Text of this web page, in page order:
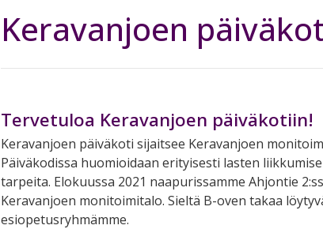
Keravanjoen
Tervetuloa Keravanjoen päiväkotiin!
Keravanjoen päiväkoti sijaitsee Keravanjoen
Päiväkodissa huomioidaan erityisesti lasten
tarpeita. Elokuussa 2021 naapurissamme Ahjontie
Keravanjoen monitoimitalo. Sieltä B-oven takaa
esiopetusryhmämme.